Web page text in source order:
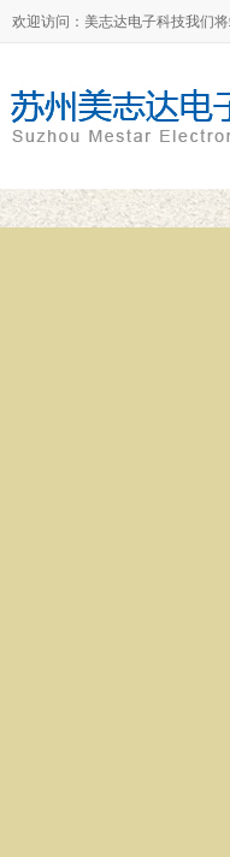
欢迎访问：美志达电子科技我们将